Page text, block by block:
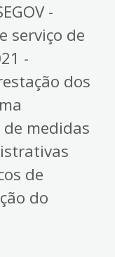
-
serviço de
-
dos
de medidas
de
do